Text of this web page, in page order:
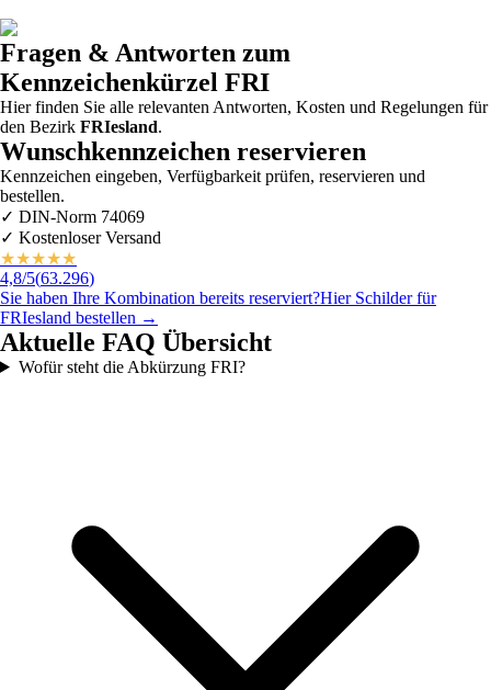
Fragen & Antworten zum
Kennzeichenkürzel FRI
Hier finden Sie alle relevanten Antworten, Kosten und Regelungen für
den Bezirk FRIesland.
Wunschkennzeichen reservieren
Kennzeichen eingeben, Verfügbarkeit prüfen, reservieren und
bestellen.
✓ DIN-Norm 74069
✓ Kostenloser Versand
★★★★★
4,8/5(63.296)
Sie haben Ihre Kombination bereits reserviert?Hier Schilder für
FRIesland bestellen →
Aktuelle FAQ Übersicht
Wofür steht die Abkürzung FRI?